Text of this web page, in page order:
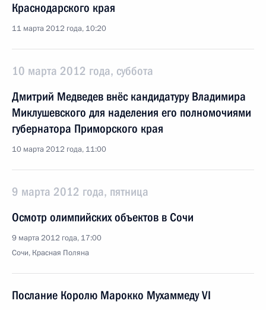
Краснодарского края
11 марта 2012 года, 10:20
10 марта 2012 года, суббота
Дмитрий Медведев внёс кандидатуру Владимира
Миклушевского для наделения его полномочиями
губернатора Приморского края
10 марта 2012 года, 11:00
9 марта 2012 года, пятница
Осмотр олимпийских объектов в Сочи
9 марта 2012 года, 17:00
Сочи, Красная Поляна
Послание Королю Марокко Мухаммеду VI